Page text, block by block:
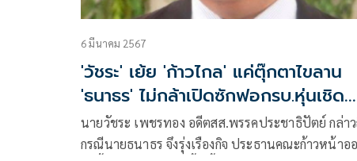
6 มีนาคม 2567
'วัชระ' เย้ย 'ก้าวไกล' แค่ตุ๊กตาไขลาน
'ธนาธร' ไม่กล้าเปิดซักฟอกรบ.หุ่นเชิด
ของทักษิณ
นายวัชระ เพชรทอง อดีตสส.พรรคประชาธิปัตย์ กล่าวถึง
กรณีนายธนาธร จึงรุ่งเรืองกิจ ประธานคณะก้าวหน้าออก